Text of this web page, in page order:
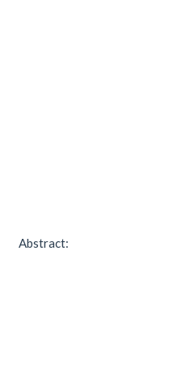
Abstract: